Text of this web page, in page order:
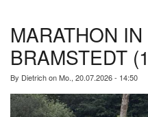
MARATHON
BRAMSTEDT
By DietrichonMo., 20.07.2026 - 14:50